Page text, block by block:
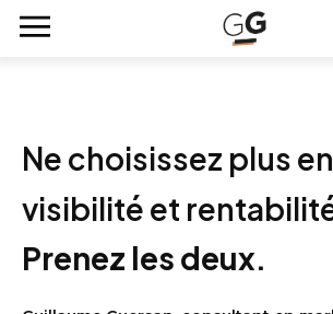
Ne choisissez plus
visibilité et
Prenez les deux.